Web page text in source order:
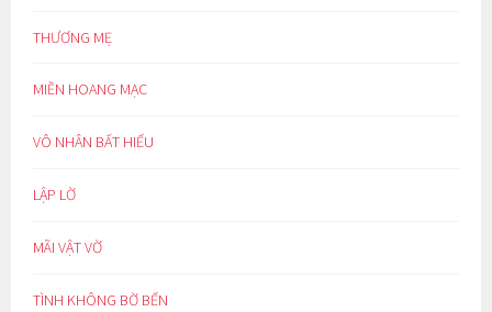
THƯƠNG MẸ
MIỀN HOANG MẠC
VÔ NHÂN BẤT HIẾU
LẬP LỜ
MÃI VẬT VỜ
TÌNH KHÔNG BỜ BẾN